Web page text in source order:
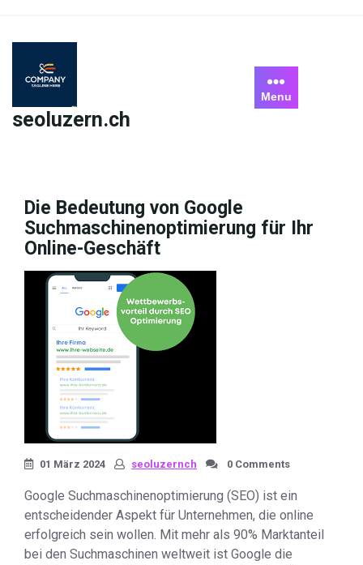
content
seoluzern.ch
Menu
Die Bedeutung von Google
Suchmaschinenoptimierung für Ihr
Online-Geschäft
01 März 2024 seoluzernch 0 Comments
Google Suchmaschinenoptimierung (SEO) ist ein
entscheidender Aspekt für Unternehmen, die online
erfolgreich sein wollen. Mit mehr als 90% Marktanteil
bei den Suchmaschinen weltweit ist Google die